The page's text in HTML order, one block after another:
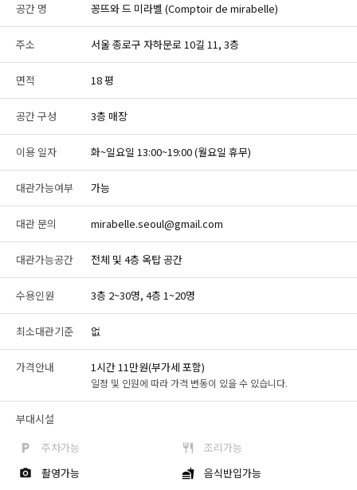
공간 명 꽁뜨와 드 미라벨 (Comptoir de mirabelle)
주소 서울 종로구 자하문로 10길 11, 3층
면적 18 평
공간 구성 3층 매장
이용 일자 화~일요일 13:00~19:00 (월요일 휴무)
대관가능여부 가능
대관 문의 mirabelle.seoul@gmail.com
대관가능공간 전체 및 4층 옥탑 공간
수용인원 3층 2~30명, 4층 1~20명
최소대관기준 없
가격안내 1시간 11만원(부가세 포함)
일정 및 인원에 따라 가격 변동이 있을 수 있습니다.
부대시설
주차가능
조리가능
촬영가능
음식반입가능